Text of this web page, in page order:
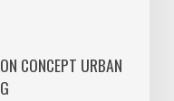
CONCEPT URBAN